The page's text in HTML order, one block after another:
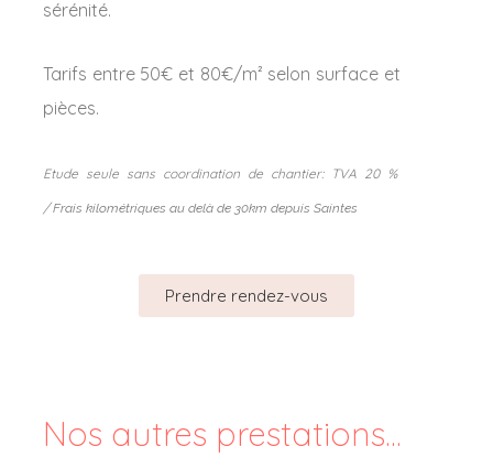
sérénité.
Tarifs entre 50€ et 80€/m² selon surface et
pièces.
Etude seule sans coordination de chantier: TVA 20 %
/ Frais kilométriques au delà de 30km depuis Saintes
Prendre rendez-vous
Nos autres prestations...